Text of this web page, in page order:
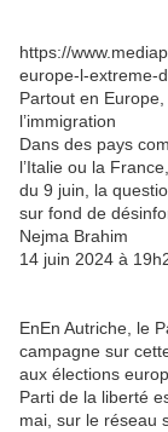
https://
europe-l-extreme-
Partout en
l’immigration
Dans des pays
l’Italie ou la
du 9 juin, la
sur fond de
Nejma Brahim
14 juin 2024 à
EnEn Autriche, le
campagne sur
aux élections
Parti de la liberté
mai, sur le réseau